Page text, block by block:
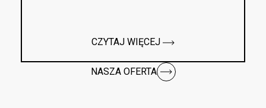
CZYTAJ WIĘCEJ
NASZA OFERTA